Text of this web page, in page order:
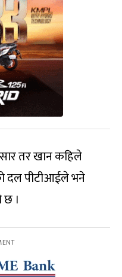
तर खान कहिले
दल पीटीआईले भने
।